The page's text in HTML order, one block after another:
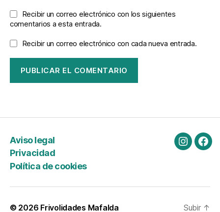
Recibir un correo electrónico con los siguientes
comentarios a esta entrada.
Recibir un correo electrónico con cada nueva entrada.
Aviso legal
Privacidad
Política de cookies
© 2026 Frivolidades Mafalda Subir ↑